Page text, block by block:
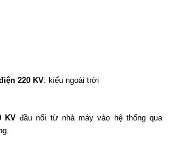
220 KV: kiểu ngoài trời
KVđầu nối từ nhà máy vào hệ thống qua